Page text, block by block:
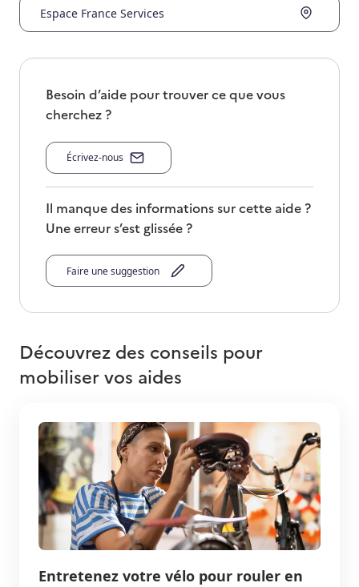
Espace France Services
Besoin d’aide pour trouver ce que vous
cherchez ?
Écrivez-nous
Il manque des informations sur cette aide ?
Une erreur s’est glissée ?
Faire une suggestion
Découvrez des conseils pour
mobiliser vos aides
Entretenez votre vélo pour rouler en